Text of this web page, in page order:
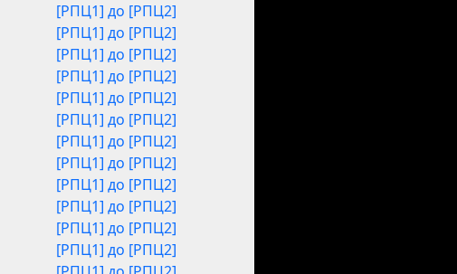
[РПЦ1] до [РПЦ2]
[РПЦ1] до [РПЦ2]
[РПЦ1] до [РПЦ2]
[РПЦ1] до [РПЦ2]
[РПЦ1] до [РПЦ2]
[РПЦ1] до [РПЦ2]
[РПЦ1] до [РПЦ2]
[РПЦ1] до [РПЦ2]
[РПЦ1] до [РПЦ2]
[РПЦ1] до [РПЦ2]
[РПЦ1] до [РПЦ2]
[РПЦ1] до [РПЦ2]